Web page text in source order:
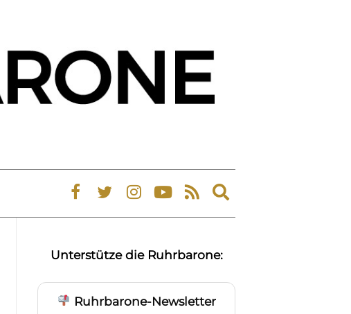
Expand
search
Unterstütze die Ruhrbarone:
Ruhrbarone-Newsletter